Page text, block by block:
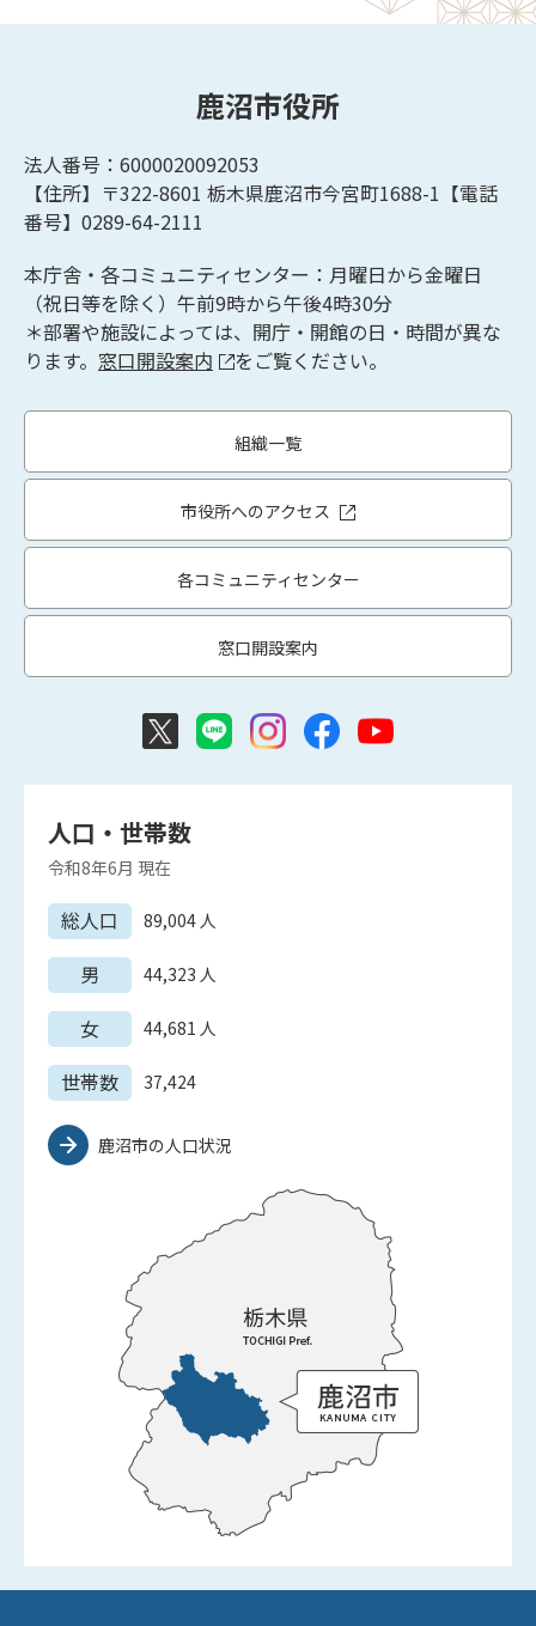
鹿沼市役所
法人番号：6000020092053
【住所】〒322-8601 栃木県鹿沼市今宮町1688-1【電話
番号】0289-64-2111
本庁舎・各コミュニティセンター：月曜日から金曜日
（祝日等を除く）午前9時から午後4時30分
＊部署や施設によっては、開庁・開館の日・時間が異な
ります。 窓口開設案内 をご覧ください。
組織一覧
市役所へのアクセス
各コミュニティセンター
窓口開設案内
人口・世帯数
令和8年6月 現在
総人口 89,004 人
男 44,323 人
女 44,681 人
世帯数 37,424
鹿沼市の人口状況